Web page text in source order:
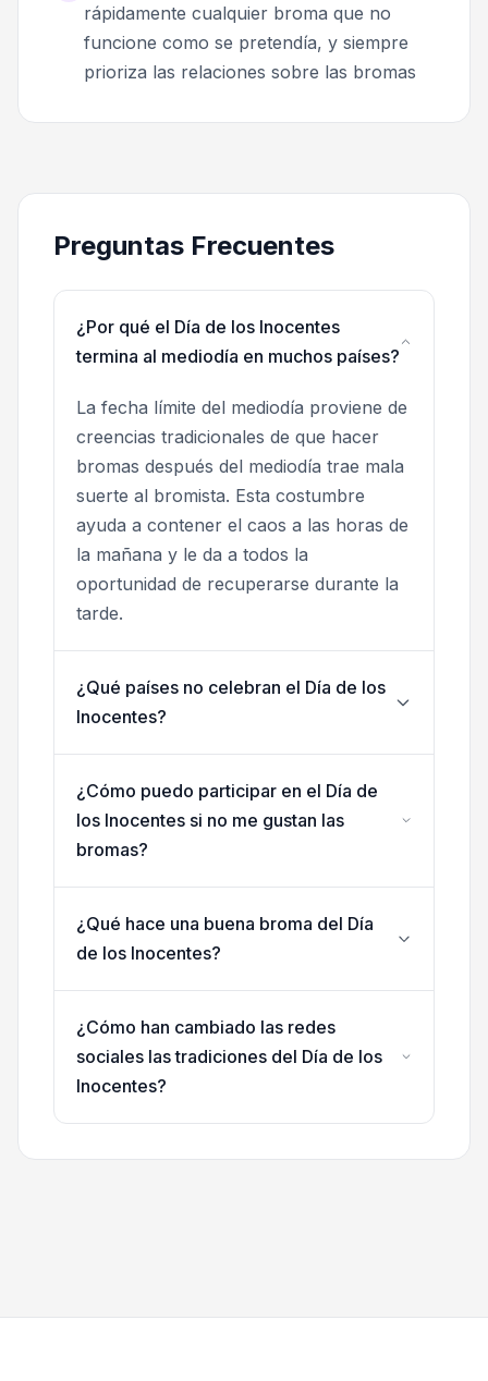
rápidamente cualquier broma que no
funcione como se pretendía, y siempre
prioriza las relaciones sobre las bromas
Preguntas Frecuentes
¿Por qué el Día de los Inocentes
termina al mediodía en muchos países?
La fecha límite del mediodía proviene de
creencias tradicionales de que hacer
bromas después del mediodía trae mala
suerte al bromista. Esta costumbre
ayuda a contener el caos a las horas de
la mañana y le da a todos la
oportunidad de recuperarse durante la
tarde.
¿Qué países no celebran el Día de los
Inocentes?
¿Cómo puedo participar en el Día de
los Inocentes si no me gustan las
bromas?
¿Qué hace una buena broma del Día
de los Inocentes?
¿Cómo han cambiado las redes
sociales las tradiciones del Día de los
Inocentes?